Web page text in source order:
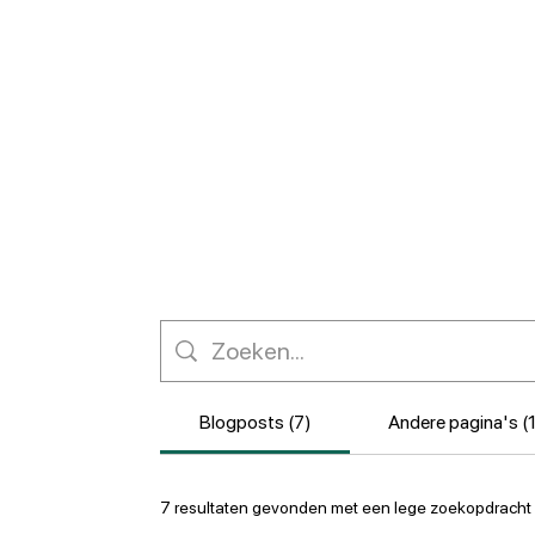
Blogposts (7) Andere pagina's
7 resultaten gevonden met een lege zoekopdracht